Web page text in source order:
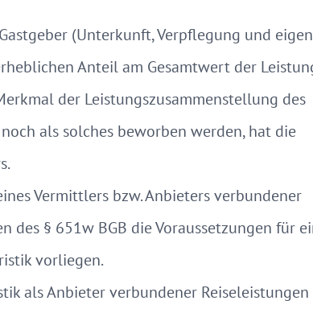
(Unterkunft, Verpflegung und
Anteil am Gesamtwert der
der Leistungszusammenstellung des
als solches beworben werden, hat die
Vermittlers bzw. Anbieters verbundener
des § 651w BGB die Voraussetzungen für
vorliegen.
als Anbieter verbundener Reiseleistungen